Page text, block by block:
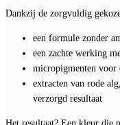
Dankzij de zorgvuldig
een formule zonder
een zachte werking
micropigmenten voor
extracten van rode
verzorgd resultaat